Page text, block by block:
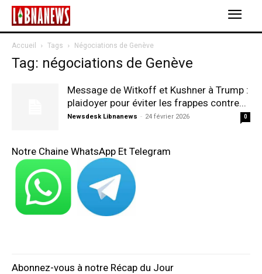
Accueil Tags Négociations de Genève
Tag: négociations de Genève
Message de Witkoff et Kushner à Trump :
plaidoyer pour éviter les frappes contre...
Newsdesk Libnanews - 24 février 2026 0
Notre Chaine WhatsApp Et Telegram
Abonnez-vous à notre Récap du Jour